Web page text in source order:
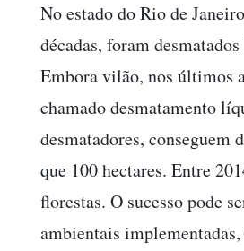
No estado do Rio de
décadas, foram
Embora vilão, nos últimos
chamado desmatamento
desmatadores, conseguem
que 100 hectares. Entre
florestas. O sucesso pode
ambientais